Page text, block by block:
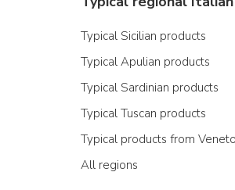
Typical Sicilian products
Typical Apulian products
Typical Sardinian products
Typical Tuscan products
Typical products from Veneto
All regions